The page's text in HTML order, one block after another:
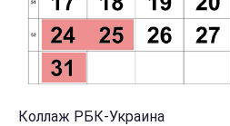
Коллаж РБК-Украина